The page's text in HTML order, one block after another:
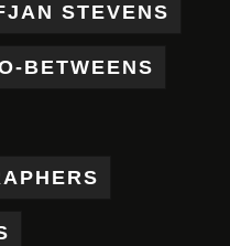
STEVENS
BETWEENS